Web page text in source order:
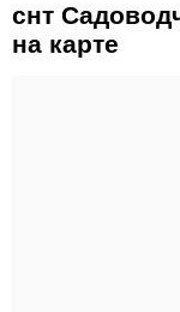
снт
на карте